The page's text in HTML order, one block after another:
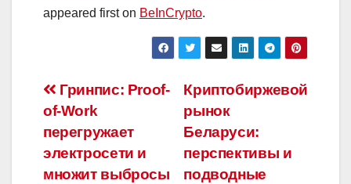
appeared first on BeInCrypto.
Навигация
по
записям
Криптобиржевой
рынок
Беларуси:
перспективы и
подводные
Гринпис: Proof-
of-Work
перегружает
электросети и
множит выбросы